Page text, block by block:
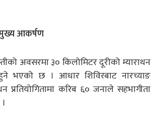
आकर्षण
अवसरमा ३० किलोमिटर दूरीको म्याराथन
हुने भएको छ । आधार शिविरबाट नारच्याङ
प्रतियोगितामा करिब ६० जनाले सहभागीता